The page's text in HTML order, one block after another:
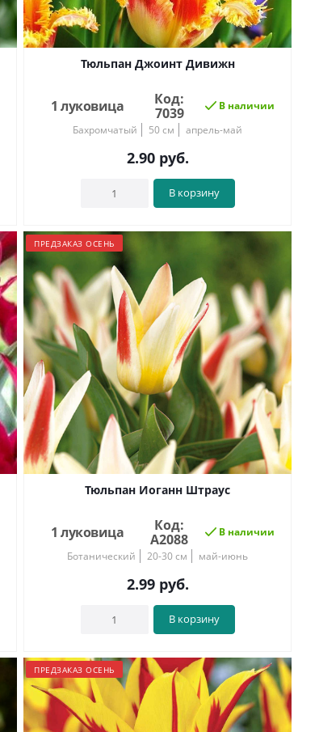
Тюльпан Джоинт Дивижн
1 луковица
Код:
7039
В наличии
Бахромчатый
50 см апрель-май
2.90руб.
В корзину
ПРЕДЗАКАЗ ОСЕНЬ
Тюльпан Иоганн Штраус
1 луковица
Код:
А2088
В наличии
Ботанический
20-30 см май-июнь
2.99руб.
В корзину
ПРЕДЗАКАЗ ОСЕНЬ